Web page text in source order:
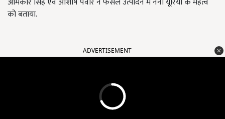
को बताया.
ADVERTISEMENT